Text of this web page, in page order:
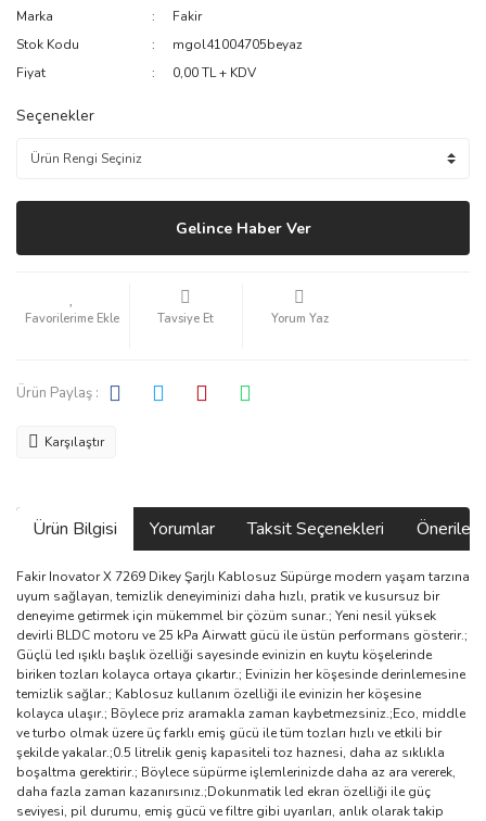
Marka
Fakir
Stok Kodu
mgol41004705beyaz
Fiyat
0,00 TL + KDV
Seçenekler
Gelince Haber Ver
Tavsiye Et Yorum Yaz
Ürün Paylaş :
Karşılaştır
Ürün Bilgisi Yorumlar Taksit Seçenekleri
Fakir Inovator X 7269 Dikey Şarjlı Kablosuz Süpürge modern yaşam tarzına
uyum sağlayan, temizlik deneyiminizi daha hızlı, pratik ve kusursuz bir
deneyime getirmek için mükemmel bir çözüm sunar.; Yeni nesil yüksek
devirli BLDC motoru ve 25 kPa Airwatt gücü ile üstün performans gösterir.;
Güçlü led ışıklı başlık özelliği sayesinde evinizin en kuytu köşelerinde
biriken tozları kolayca ortaya çıkartır.; Evinizin her köşesinde derinlemesine
temizlik sağlar.; Kablosuz kullanım özelliği ile evinizin her köşesine
kolayca ulaşır.; Böylece priz aramakla zaman kaybetmezsiniz.;Eco, middle
ve turbo olmak üzere üç farklı emiş gücü ile tüm tozları hızlı ve etkili bir
şekilde yakalar.;0.5 litrelik geniş kapasiteli toz haznesi, daha az sıklıkla
boşaltma gerektirir.; Böylece süpürme işlemlerinizde daha az ara vererek,
daha fazla zaman kazanırsınız.;Dokunmatik led ekran özelliği ile güç
seviyesi, pil durumu, emiş gücü ve filtre gibi uyarıları, anlık olarak takip